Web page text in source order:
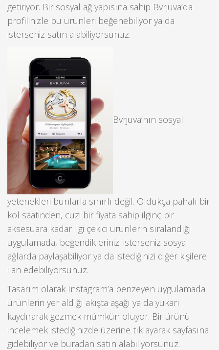
getiriyor. Bir sosyal ağ yapısına sahip Bvrjuva’da
profilinizle bu ürünleri beğenebiliyor ya da
isterseniz satın alabiliyorsunuz.
Bvrjuva’nın sosyal
yetenekleri bunlarla sınırlı değil. Oldukça pahalı bir
kol saatinden, cuzi bir fiyata sahip ilginç bir
aksesuara kadar ilgi çekici ürünlerin sıralandığı
uygulamada, beğendiklerinizi isterseniz sosyal
ağlarda paylaşabiliyor ya da istediğinizi diğer kişilere
ilan edebiliyorsunuz.
Tasarım olarak Instagram’a benzeyen uygulamada
ürünlerin yer aldığı akışta aşağı ya da yukarı
kaydırarak gezmek mümkün oluyor. Bir ürünü
incelemek istediğinizde üzerine tıklayarak sayfasına
gidebiliyor ve buradan satın alabiliyorsunuz.